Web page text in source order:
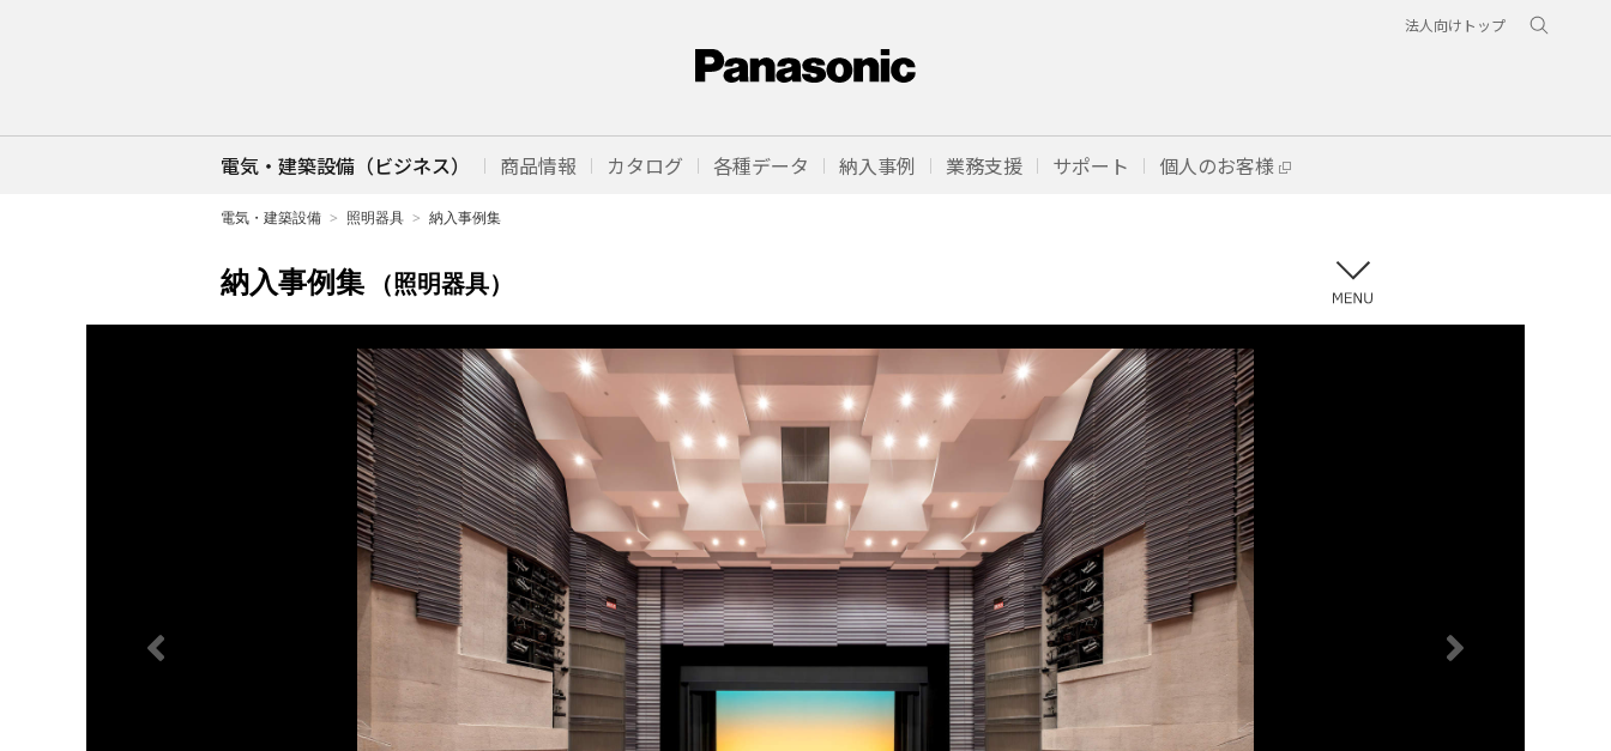
法人向けトップ
電気・建築設備（ビジネス） 商品情報 カタログ 各種データ 納入事例 業務支援 サポート 個人のお客様
電気・建築設備 照明器具 納入事例集
納入事例集 （照明器具）